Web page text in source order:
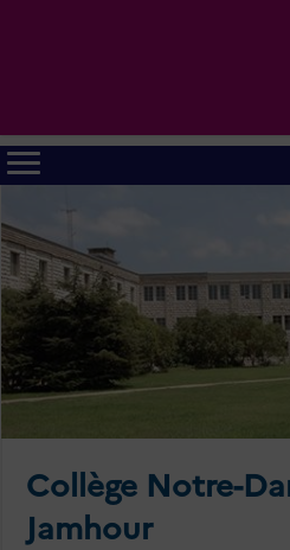
Collège Notre-
Jamhour